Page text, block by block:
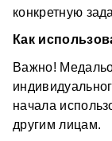
работает на
не её
времени,
подходит для
семьи - от мала
безопасно для
Это не ”ещё
Это
конкретную
Как
Важно!
начала
другим лицам.